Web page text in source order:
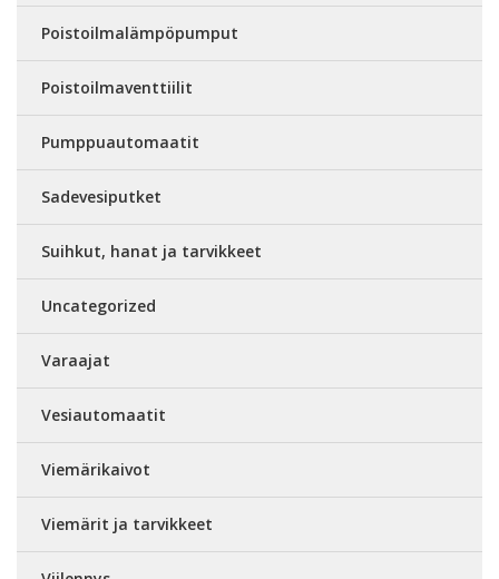
Poistoilmalämpöpumput
Poistoilmaventtiilit
Pumppuautomaatit
Sadevesiputket
Suihkut, hanat ja tarvikkeet
Uncategorized
Varaajat
Vesiautomaatit
Viemärikaivot
Viemärit ja tarvikkeet